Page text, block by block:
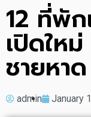
12 ที่พั
เปิดให
ชายหาด
admin January